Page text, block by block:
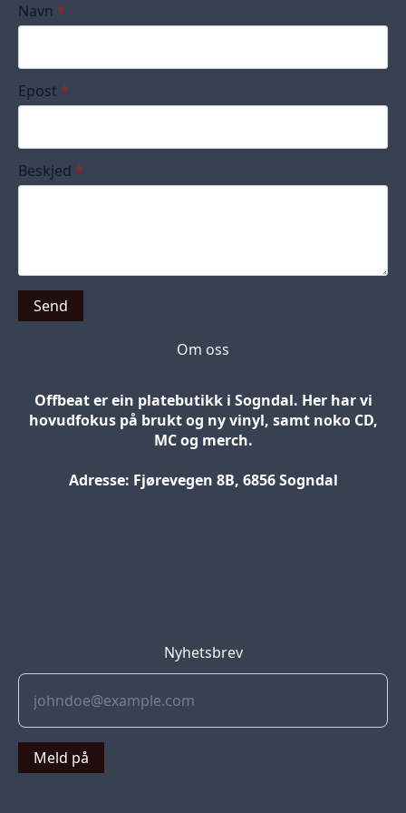
Navn *
Epost *
Beskjed *
Send
Om oss
Offbeat er ein platebutikk i Sogndal. Her har vi
hovudfokus på brukt og ny vinyl, samt noko CD,
MC og merch.
Adresse: Fjørevegen 8B, 6856 Sogndal
Nyhetsbrev
Meld på